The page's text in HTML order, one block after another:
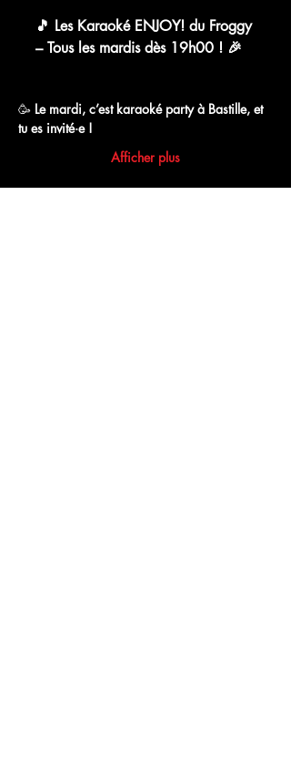
🎵 Les Karaoké ENJOY! du Froggy
– Tous les mardis dès 19h00 ! 🎉
🥳 Le mardi, c’est karaoké party à Bastille, et
tu es invité·e !
Afficher plus